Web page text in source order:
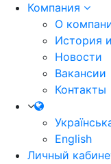
Компания
О
История
Новости
Вакансии
Контакты
English
Личный